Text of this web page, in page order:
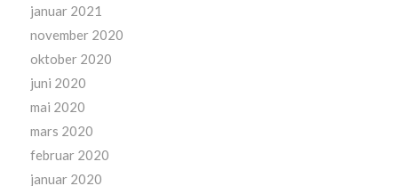
januar 2021
november 2020
oktober 2020
juni 2020
mai 2020
mars 2020
februar 2020
januar 2020